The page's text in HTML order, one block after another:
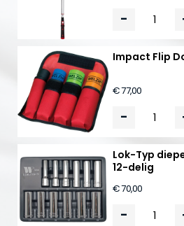
-
Impact Flip
€ 77,00
-
Lok-Typ
12-delig
€ 70,00
-